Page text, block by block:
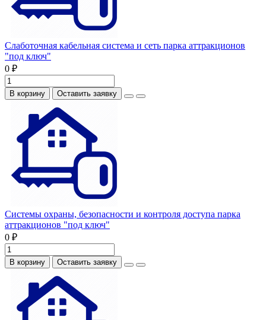
Слаботочная кабельная система и сеть парка аттракционов
"под ключ"
0 ₽
В корзину Оставить заявку
Системы охраны, безопасности и контроля доступа парка
аттракционов "под ключ"
0 ₽
В корзину Оставить заявку